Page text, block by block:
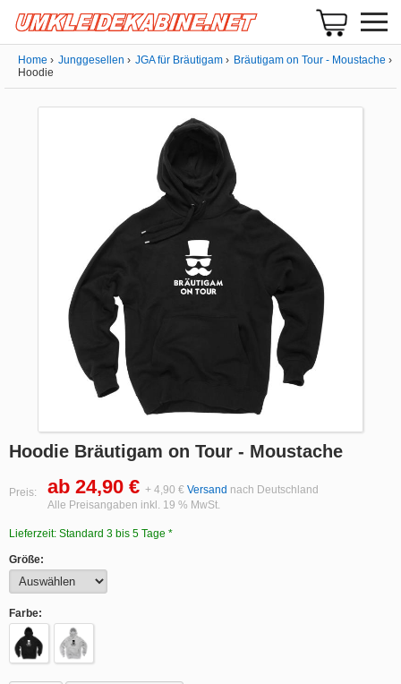
Home Junggesellen JGA für Bräutigam
Bräutigam on Tour - Moustache
Hoodie
Hoodie Bräutigam on Tour - Moustache
Preis: ab 24,90 € + 4,90 € Versand nach Deutschland
Alle Preisangaben inkl. 19 % MwSt.
Lieferzeit: Standard 3 bis 5 Tage *
Größe:
Farbe: